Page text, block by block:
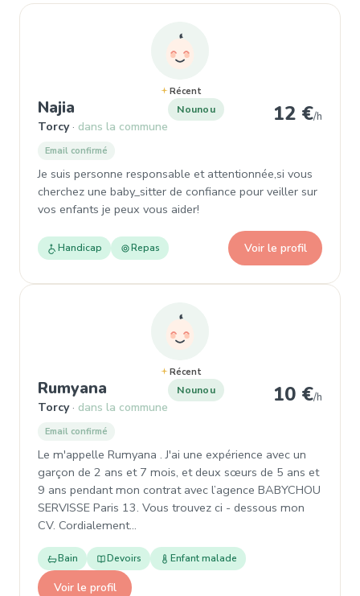
Récent
Najia , Nounou à Torcy
Torcy dans la commune
Nounou 12 €/h
Email confirmé
Je suis personne responsable et attentionnée,si vous
cherchez une baby_sitter de confiance pour veiller sur
vos enfants je peux vous aider!
Handicap Repas Voir le profil
Récent
Rumyana , Nounou à Torcy
Torcy dans la commune
Nounou 10 €/h
Email confirmé
Le m'appelle Rumyana . J'ai une expérience avec un
garçon de 2 ans et 7 mois, et deux sœurs de 5 ans et
9 ans pendant mon contrat avec l’agence BABYCHOU
SERVISSE Paris 13. Vous trouvez ci - dessous mon
CV. Cordialement…
Bain Devoirs Enfant malade
Voir le profil